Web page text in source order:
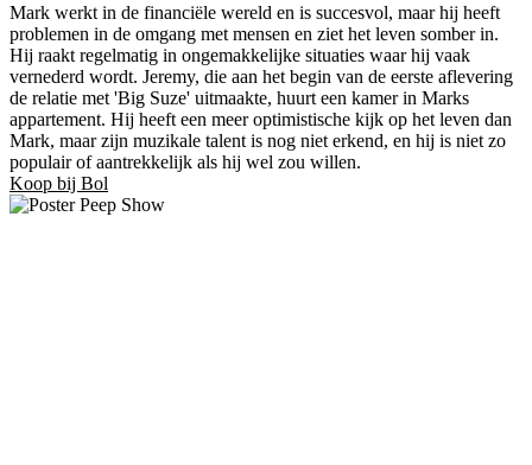
Mark werkt in de financiële wereld en is succesvol, maar hij heeft
problemen in de omgang met mensen en ziet het leven somber in.
Hij raakt regelmatig in ongemakkelijke situaties waar hij vaak
vernederd wordt. Jeremy, die aan het begin van de eerste aflevering
de relatie met 'Big Suze' uitmaakte, huurt een kamer in Marks
appartement. Hij heeft een meer optimistische kijk op het leven dan
Mark, maar zijn muzikale talent is nog niet erkend, en hij is niet zo
populair of aantrekkelijk als hij wel zou willen.
Koop bij Bol